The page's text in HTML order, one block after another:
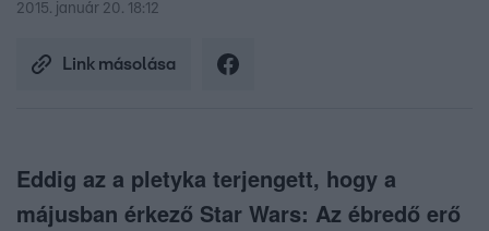
2015. január 20. 18:12
Link másolása
Eddig az a pletyka terjengett, hogy a
májusban érkező Star Wars: Az ébredő erő